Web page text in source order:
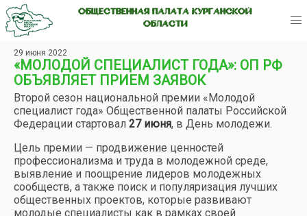
ОБЩЕСТВЕННАЯ ПАЛАТА КУРГАНСКОЙ
ОБЛАСТИ
29 июня 2022
«МОЛОДОЙ СПЕЦИАЛИСТ ГОДА»: ОП РФ
ОБЪЯВЛЯЕТ ПРИЕМ ЗАЯВОК
Второй сезон национальной премии «Молодой
специалист года» Общественной палаты Российской
Федерации стартовал 27 июня, в День молодежи.
Цель премии — продвижение ценностей
профессионализма и труда в молодежной среде,
выявление и поощрение лидеров молодежных
сообществ, а также поиск и популяризация лучших
общественных проектов, которые развивают
молодые специалисты как в рамках своей